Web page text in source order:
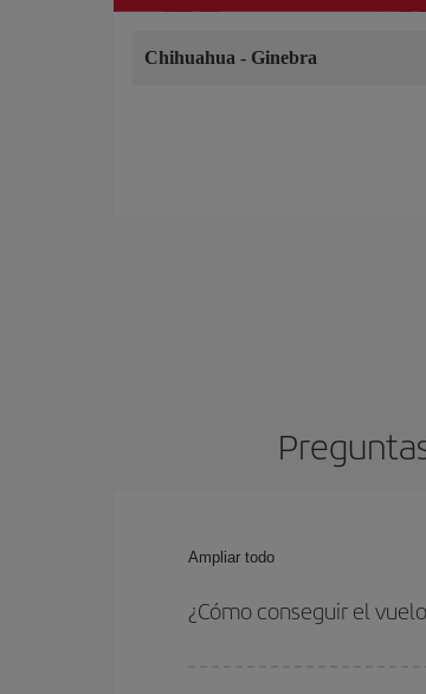
Chihuahua - Ginebra
Ampliar todo
¿Cómo conseguir el